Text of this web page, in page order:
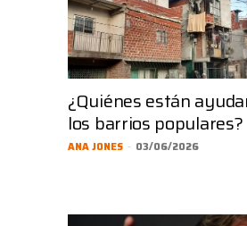
¿Quiénes están
los barrios populares?
ANA JONES - 03/06/2026